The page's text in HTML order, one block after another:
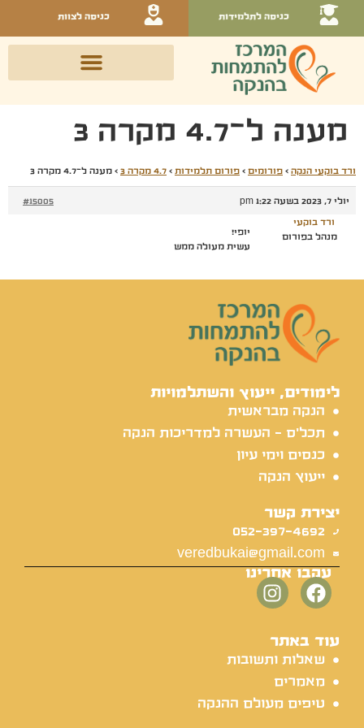
כניסה לתלמידות כניסה לצוות
מענה ל־4.7 מקרה 3
ורד בוקעי הנקה › פורומים › פורום תלמידות › 4.7 מקרה 3 › מענה ל־4.7 מקרה 3
יולי 7, 2023 בשעה 1:22 pm #15005
ורד בוקעי
מנהל בפורום
יופי!
עשית מעולה ממש
לימודים, ייעוץ והשתלמויות
הנקה מבראשית
תכל'ס - העשרה למדריכות הנקה
כנסים וימי עיון
ייעוץ הנקה
יצירת קשר
052-397-4692
veredbukai@gmail.com
עקבו אחרינו
עוד באתר
שאלות ותשובות
מאמרים
טיפים מעולם ההנקה